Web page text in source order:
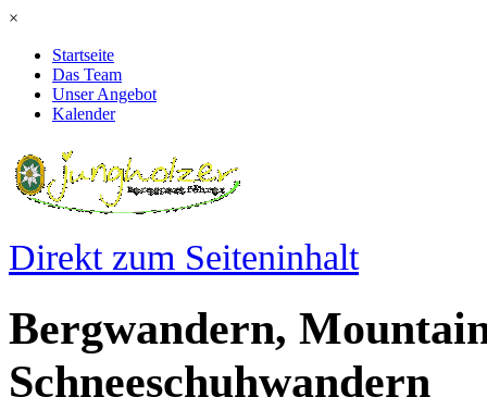
×
Startseite
Das Team
Unser Angebot
Kalender
Direkt zum Seiteninhalt
Bergwandern,
Schneeschuhwandern